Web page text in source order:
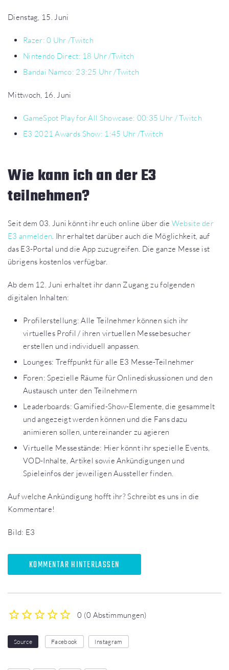
Dienstag, 15. Juni
Razer: 0 Uhr /Twitch
Nintendo Direct: 18 Uhr /Twitch
Bandai Namco: 23:25 Uhr /Twitch
Mittwoch, 16. Juni
GameSpot Play for All Showcase: 00:35 Uhr / Twitch
E3 2021 Awards Show: 1:45 Uhr /Twitch
Wie kann ich an der E3
teilnehmen?
Seit dem 03. Juni könnt ihr euch online über die Website der
E3 anmelden. Ihr erhaltet darüber auch die Möglichkeit, auf
das E3-Portal und die App zuzugreifen. Die ganze Messe ist
übrigens kostenlos verfügbar.
Ab dem 12. Juni erhaltet ihr dann Zugang zu folgenden
digitalen Inhalten:
Profilerstellung: Alle Teilnehmer können sich ihr
virtuelles Profil / ihren virtuellen Messebesucher
erstellen und individuell anpassen.
Lounges: Treffpunkt für alle E3 Messe-Teilnehmer
Foren: Spezielle Räume für Onlinediskussionen und den
Austausch unter den Teilnehmern
Leaderboards: Gamified-Show-Elemente, die gesammelt
und angezeigt werden können und die Fans dazu
animieren sollen, untereinander zu agieren
Virtuelle Messestände: Hier könnt ihr spezielle Events,
VOD-Inhalte, Artikel sowie Ankündigungen und
Spieleinfos der jeweiligen Aussteller finden.
Auf welche Ankündigung hofft ihr? Schreibt es uns in die
Kommentare!
Bild: E3
KOMMENTAR HINTERLASSEN
0 (0 Abstimmungen)
Source Facebook Instagram